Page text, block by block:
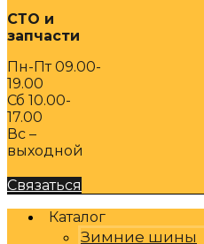
СТО и
запчасти
Пн-Пт 09.00-
19.00
Сб 10.00-
17.00
Вс –
выходной
Связаться
Каталог
Зимние шины